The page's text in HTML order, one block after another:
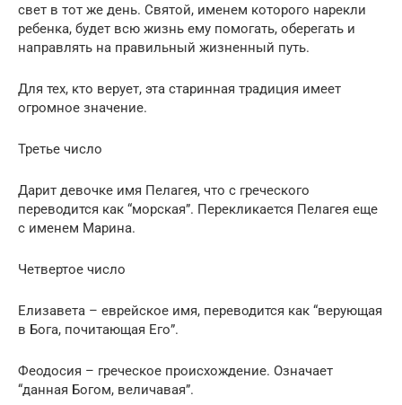
свет в тот же день. Святой, именем которого нарекли
ребенка, будет всю жизнь ему помогать, оберегать и
направлять на правильный жизненный путь.
Для тех, кто верует, эта старинная традиция имеет
огромное значение.
Третье число
Дарит девочке имя Пелагея, что с греческого
переводится как “морская”. Перекликается Пелагея еще
с именем Марина.
Четвертое число
Елизавета – еврейское имя, переводится как “верующая
в Бога, почитающая Его”.
Феодосия – греческое происхождение. Означает
“данная Богом, величавая”.